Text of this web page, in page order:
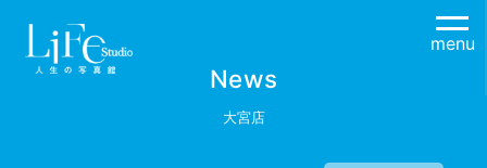
menu
News
大宮店